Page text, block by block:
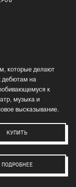
которые делают
дебютам на
к
музыка и
высказывание.
КУПИТЬ
ПОДРОБНЕЕ